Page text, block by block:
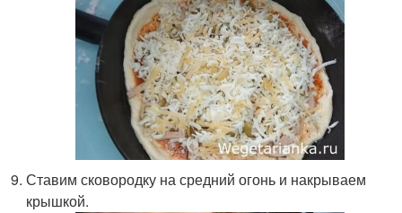
Ставим сковородку на средний огонь и накрываем
крышкой.